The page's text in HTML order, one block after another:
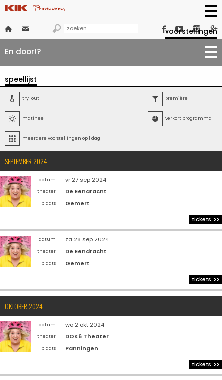
      
voorstellingen
En door!?
speellijst
 try-out  première
 matinee  verkort programma
 meerdere voorstellingen op 1 dag
SEPTEMBER 2024
datum vr 27 sep 2024
theater De Eendracht
plaats
Gemert
tickets
datum za 28 sep 2024
theater De Eendracht
plaats
Gemert
tickets
OKTOBER 2024
datum wo 2 okt 2024
theater DOK6 Theater
plaats
Panningen
tickets